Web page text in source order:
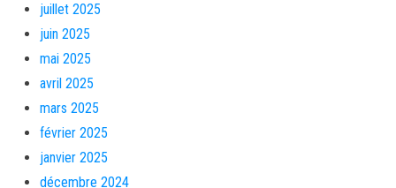
juillet 2025
juin 2025
mai 2025
avril 2025
mars 2025
février 2025
janvier 2025
décembre 2024